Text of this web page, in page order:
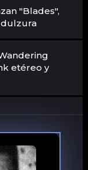
"Blades",
dulzura
etéreo y